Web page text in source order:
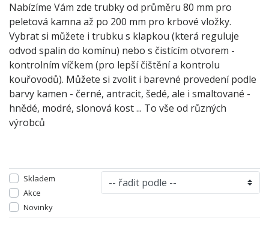
Nabízíme Vám zde trubky od průměru 80 mm pro
peletová kamna až po 200 mm pro krbové vložky.
Vybrat si můžete i trubku s klapkou (která reguluje
odvod spalin do komínu) nebo s čistícím otvorem -
kontrolním víčkem (pro lepší čištění a kontrolu
kouřovodů). Můžete si zvolit i barevné provedení podle
barvy kamen - černé, antracit, šedé, ale i smaltované -
hnědé, modré, slonová kost ... To vše od různých
výrobců
Skladem
Akce
Novinky